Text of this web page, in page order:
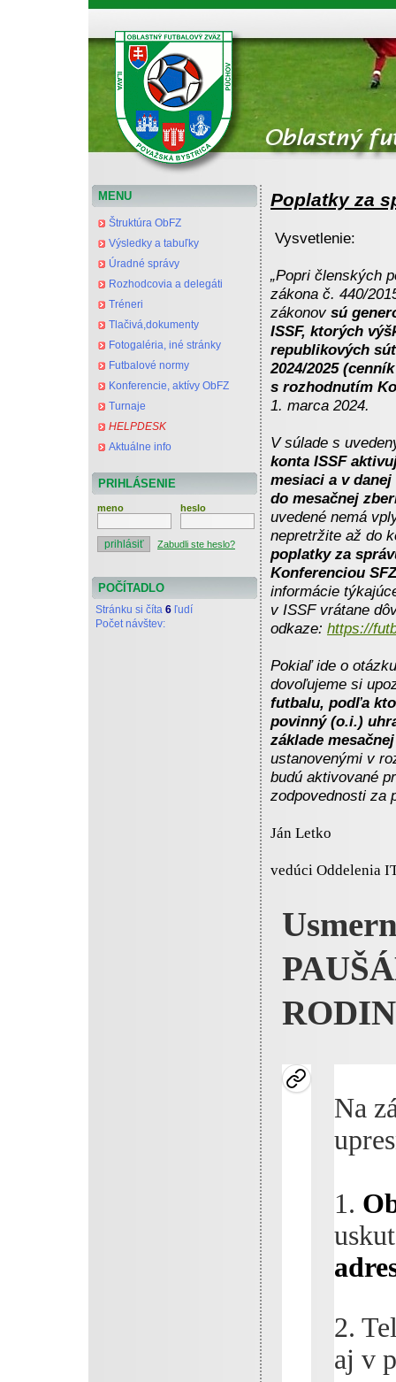
MENU
Štruktúra ObFZ
Výsledky a tabuľky
Úradné správy
Rozhodcovia a delegáti
Tréneri
Tlačivá,dokumenty
Fotogaléria, iné stránky
Futbalové normy
Konferencie, aktívy ObFZ
Turnaje
HELPDESK
Aktuálne info
PRIHLÁSENIE
meno heslo
Zabudli ste heslo?
POČÍTADLO
Stránku si číta 6 ľudí
Počet návštev:
Poplatky za
Vysvetlenie:
„Popri členských
zákona č. 440/
zákonov sú
ISSF, ktorých
republikových
2024/2025
s rozhodnutím
1. marca 2024.
V súlade s
konta ISSF
mesiaci a v
do mesačnej
uvedené nemá
nepretržite až do
poplatky za
Konferenciou
informácie
v ISSF vrátane
odkaze: https://
Pokiaľ ide o
dovoľujeme si
futbalu, podľa
povinný (o.i.)
základe
ustanovenými v
budú aktivované
zodpovednosti za
Ján Letko
vedúci Oddelenia
Na
1.
2.
aj v